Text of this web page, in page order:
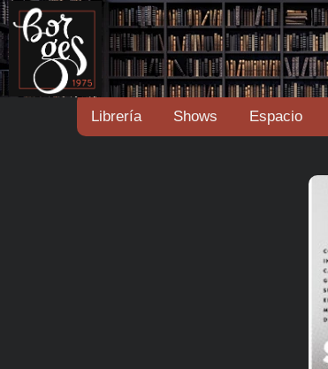
Librería Shows Espacio